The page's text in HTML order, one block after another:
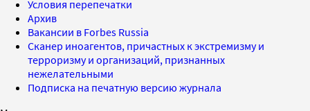
Условия перепечатки
Архив
Вакансии в Forbes Russia
Сканер иноагентов, причастных к экстремизму и
терроризму и организаций, признанных
нежелательными
Подписка на печатную версию журнала